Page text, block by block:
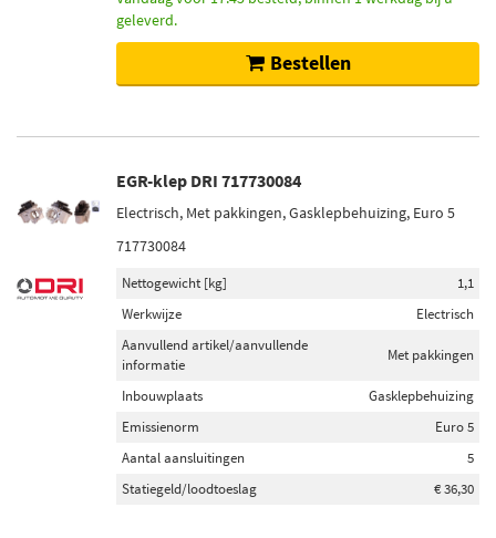
geleverd.
Bestellen
EGR-klep DRI 717730084
Electrisch, Met pakkingen, Gasklepbehuizing, Euro 5
717730084
Nettogewicht [kg]
1,1
Werkwijze
Electrisch
Aanvullend artikel/aanvullende
informatie
Met pakkingen
Inbouwplaats
Gasklepbehuizing
Emissienorm
Euro 5
Aantal aansluitingen
5
Statiegeld/loodtoeslag
€ 36,30